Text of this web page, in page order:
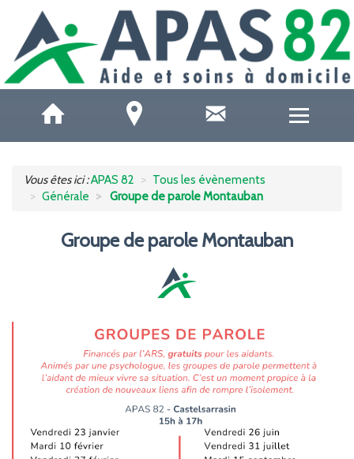
SOINS ET SANTÉ
AIDE À DOMICILE
AIDE AUX AIDANTS
FORMATION
ACTUALITÉS
RECRUTEMENT
Vous êtes ici :APAS 82
Tous les évènements
Générale
Groupe de parole Montauban
Groupe de parole Montauban